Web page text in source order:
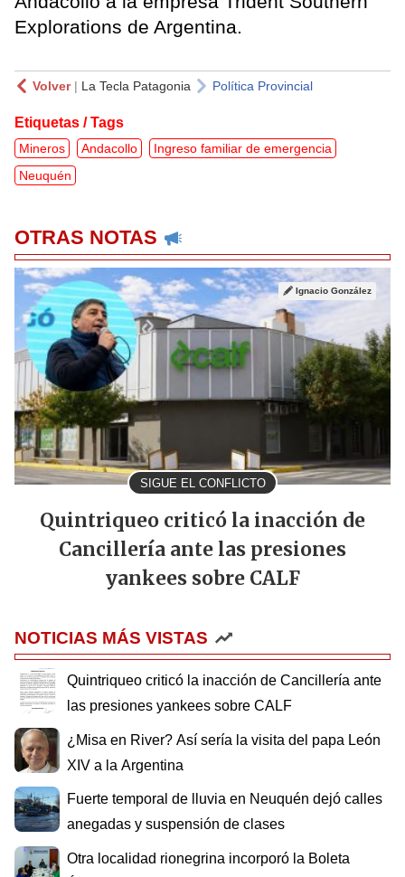
Explorations de Argentina.
Volver| La Tecla Patagonia Política Provincial
Etiquetas / Tags
Mineros Andacollo
Ingreso familiar de emergencia
Neuquén
OTRAS NOTAS
SIGUE EL CONFLICTO
Ignacio González
Quintriqueo criticó la inacción de
Cancillería ante las presiones
yankees sobre CALF
NOTICIAS MÁS VISTAS
Quintriqueo criticó la inacción de Cancillería ante
las presiones yankees sobre CALF
¿Misa en River? Así sería la visita del papa León
XIV a la Argentina
Fuerte temporal de lluvia en Neuquén dejó calles
anegadas y suspensión de clases
Otra localidad rionegrina incorporó la Boleta